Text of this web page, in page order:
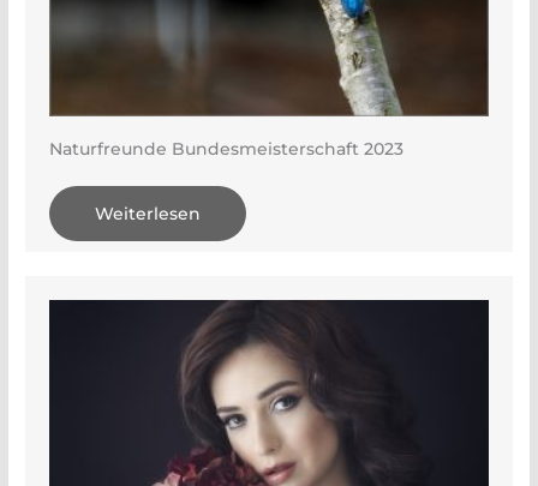
Naturfreunde Bundesmeisterschaft 2023
Weiterlesen